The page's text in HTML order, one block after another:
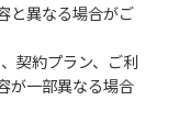
と異なる場合がご
契約プラン、ご利
が一部異なる場合